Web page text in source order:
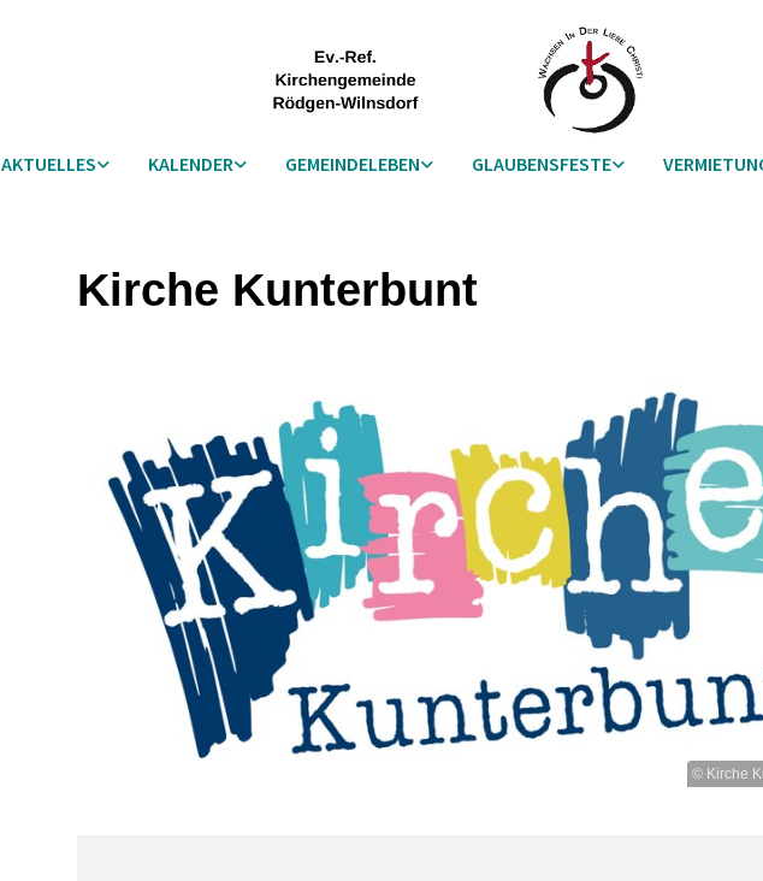
AKTUELLES KALENDER GEMEINDELEBEN GLAUBENSFESTE
Kirche Kunterbunt
© Kirche